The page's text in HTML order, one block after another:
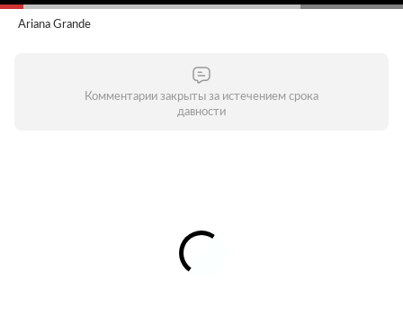
Ariana Grande
Комментарии закрыты за истечением срока
давности